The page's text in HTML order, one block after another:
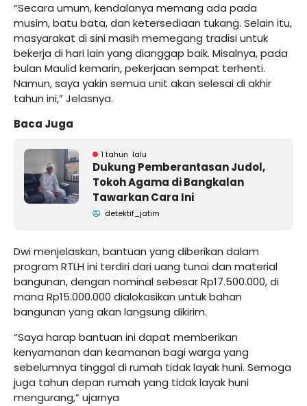
“Secara umum, kendalanya memang ada pada
musim, batu bata, dan ketersediaan tukang. Selain itu,
masyarakat di sini masih memegang tradisi untuk
bekerja di hari lain yang dianggap baik. Misalnya, pada
bulan Maulid kemarin, pekerjaan sempat terhenti.
Namun, saya yakin semua unit akan selesai di akhir
tahun ini,” Jelasnya.
Baca Juga
1 tahun lalu
Dukung Pemberantasan Judol,
Tokoh Agama di Bangkalan
Tawarkan Cara Ini
detektif_jatim
Dwi menjelaskan, bantuan yang diberikan dalam
program RTLH ini terdiri dari uang tunai dan material
bangunan, dengan nominal sebesar Rp17.500.000, di
mana Rp15.000.000 dialokasikan untuk bahan
bangunan yang akan langsung dikirim.
“Saya harap bantuan ini dapat memberikan
kenyamanan dan keamanan bagi warga yang
sebelumnya tinggal di rumah tidak layak huni. Semoga
juga tahun depan rumah yang tidak layak huni
mengurang,” ujarnya